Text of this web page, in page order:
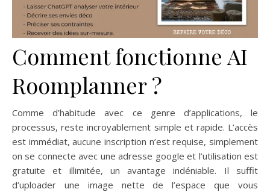
Comment fonctionne AI
Roomplanner ?
Comme d’habitude avec ce genre d’applications, le
processus, reste incroyablement simple et rapide. L’accès
est immédiat, aucune inscription n’est requise, simplement
on se connecte avec une adresse google et l’utilisation est
gratuite et illimitée, un avantage indéniable. Il suffit
d’uploader une image nette de l’espace que vous